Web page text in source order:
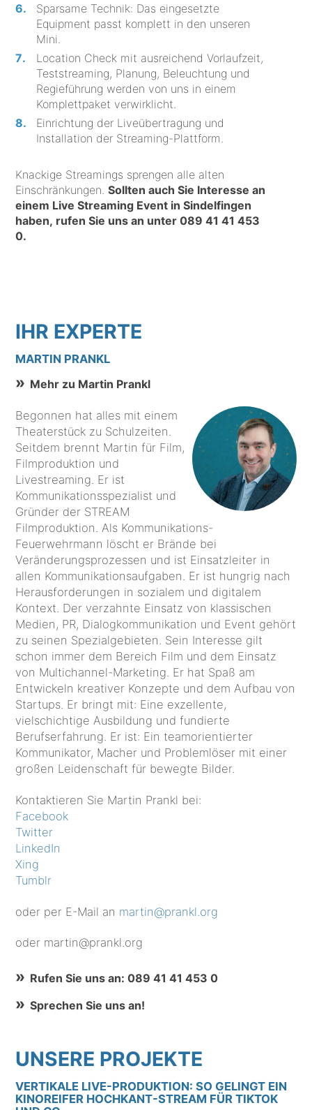
Sparsame Technik: Das eingesetzte
Equipment passt komplett in den unseren
Mini.
Location Check mit ausreichend Vorlaufzeit,
Teststreaming, Planung, Beleuchtung und
Regieführung werden von uns in einem
Komplettpaket verwirklicht.
Einrichtung der Liveübertragung und
Installation der Streaming-Plattform.
Knackige Streamings sprengen alle alten
Einschränkungen.Sollten auch Sie Interesse an
einem Live Streaming Event in Sindelfingen
haben, rufen Sie uns an unter089 41 41 453
0.
IHR EXPERTE
MARTIN PRANKL
Mehr zu Martin Prankl
Begonnen hat alles mit einem
Theaterstück zu Schulzeiten.
Seitdem brennt Martin für Film,
Filmproduktion und
Livestreaming. Er ist
Kommunikationsspezialist und
Gründer der STREAM
Filmproduktion. Als Kommunikations-
Feuerwehrmann löscht er Brände bei
Veränderungsprozessen und ist Einsatzleiter in
allen Kommunikationsaufgaben. Er ist hungrig nach
Herausforderungen in sozialem und digitalem
Kontext. Der verzahnte Einsatz von klassischen
Medien, PR, Dialogkommunikation und Event gehört
zu seinen Spezialgebieten. Sein Interesse gilt
schon immer dem Bereich Film und dem Einsatz
von Multichannel-Marketing. Er hat Spaß am
Entwickeln kreativer Konzepte und dem Aufbau von
Startups. Er bringt mit: Eine exzellente,
vielschichtige Ausbildung und fundierte
Berufserfahrung. Er ist: Ein teamorientierter
Kommunikator, Macher und Problemlöser mit einer
großen Leidenschaft für bewegte Bilder.
Kontaktieren Sie Martin Prankl bei:
Facebook
Twitter
LinkedIn
Xing
Tumblr
oder per E-Mail an martin@prankl.org
oder martin@prankl.org
Rufen Sie uns an: 089 41 41 453 0
Sprechen Sie uns an!
UNSERE PROJEKTE
VERTIKALE LIVE-PRODUKTION: SO GELINGT EIN
KINOREIFER HOCHKANT-STREAM FÜR TIKTOK